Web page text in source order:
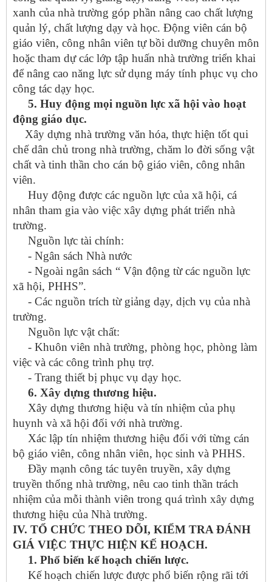
xanh của nhà trường góp phần nâng cao chất lượng
quản lý, chất lượng dạy và học. Động viên cán bộ
giáo viên, công nhân viên tự bồi dưỡng chuyên môn
hoặc tham dự các lớp tập huấn nhà trường triển khai
để nâng cao năng lực sử dụng máy tính phục vụ cho
công tác dạy học.
5. Huy động mọi nguồn lực xã hội vào hoạt
động giáo dục.
Xây dựng nhà trường văn hóa, thực hiện tốt qui
chế dân chủ trong nhà trường, chăm lo đời sống vật
chất và tinh thần cho cán bộ giáo viên, công nhân
viên.
Huy động được các nguồn lực của xã hội, cá
nhân tham gia vào việc xây dựng phát triển nhà
trường.
Nguồn lực tài chính:
- Ngân sách Nhà nước
- Ngoài ngân sách “ Vận động từ các nguồn lực
xã hội, PHHS”.
- Các nguồn trích từ giảng dạy, dịch vụ của nhà
trường.
Nguồn lực vật chất:
- Khuôn viên nhà trường, phòng học, phòng làm
việc và các công trình phụ trợ.
- Trang thiết bị phục vụ dạy học.
6. Xây dựng thương hiệu.
Xây dựng thương hiệu và tín nhiệm của phụ
huynh và xã hội đối với nhà trường.
Xác lập tín nhiệm thương hiệu đối với từng cán
bộ giáo viên, công nhân viên, học sinh và PHHS.
Đầy mạnh công tác tuyên truyền, xây dựng
truyền thống nhà trường, nêu cao tinh thần trách
nhiệm của mỗi thành viên trong quá trình xây dựng
thương hiệu của Nhà trường.
IV. TỔ CHỨC THEO DÕI, KIỂM TRA ĐÁNH
GIÁ VIỆC THỰC HIỆN KẾ HOẠCH.
1. Phổ biến kế hoạch chiến lược.
Kế hoạch chiến lược được phổ biến rộng rãi tới